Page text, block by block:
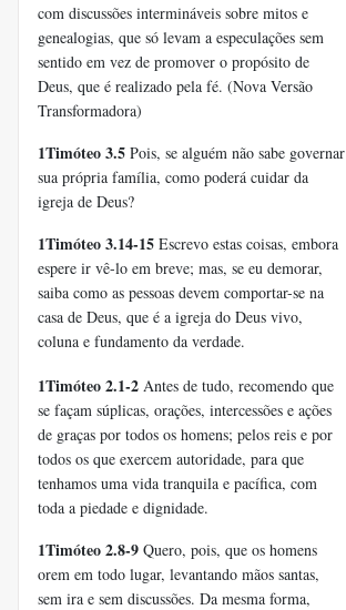
com discussões intermináveis sobre mitos e
genealogias, que só levam a especulações sem
sentido em vez de promover o propósito de
Deus, que é realizado pela fé. (Nova Versão
Transformadora)
1Timóteo 3.5 Pois, se alguém não sabe governar
sua própria família, como poderá cuidar da
igreja de Deus?
1Timóteo 3.14-15 Escrevo estas coisas, embora
espere ir vê-lo em breve; mas, se eu demorar,
saiba como as pessoas devem comportar-se na
casa de Deus, que é a igreja do Deus vivo,
coluna e fundamento da verdade.
1Timóteo 2.1-2 Antes de tudo, recomendo que
se façam súplicas, orações, intercessões e ações
de graças por todos os homens; pelos reis e por
todos os que exercem autoridade, para que
tenhamos uma vida tranquila e pacífica, com
toda a piedade e dignidade.
1Timóteo 2.8-9 Quero, pois, que os homens
orem em todo lugar, levantando mãos santas,
sem ira e sem discussões. Da mesma forma,